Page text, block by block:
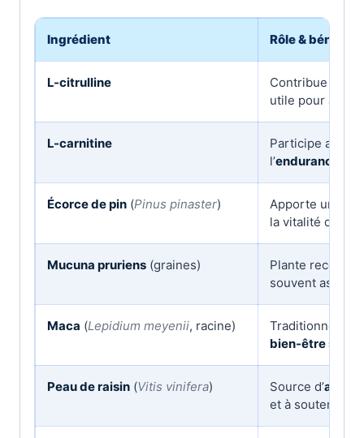
Ingrédient Rôle &
L-citrulline
Contribue au
utile pour
L-carnitine Participe au
l’endurance
Écorce de pin (Pinus pinaster)
Apporte un
la vitalité
Mucuna pruriens (graines)
Plante
souvent
Maca (Lepidium meyenii, racine)
bien-être
Peau de raisin (Vitis vinifera) Source d’
et à soutenir